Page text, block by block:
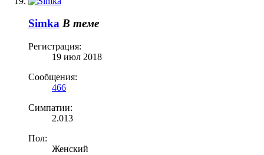
Simka В теме
Регистрация:
19 июл 2018
Сообщения:
466
Симпатии:
2.013
Пол:
Женский